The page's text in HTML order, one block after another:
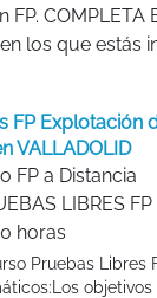
FP. COMPLETA
los que estás
FP Explotación
VALLADOLID
FP a Distancia
LIBRES
horas
Pruebas Libres